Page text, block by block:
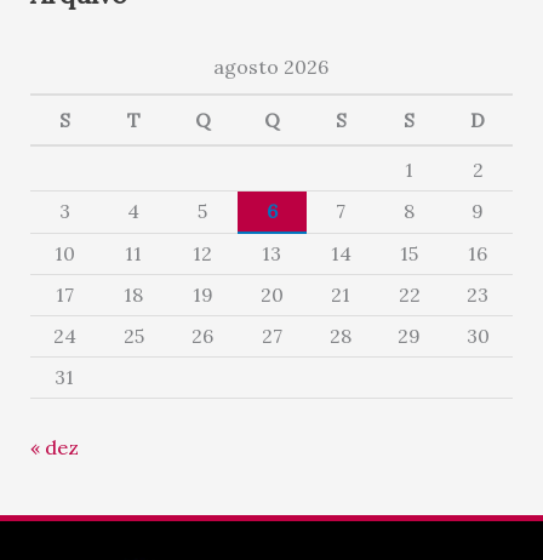
agosto 2026
S T Q Q S S D
1
2
3
4 5 6 7 8
9
10
11 12 13 14 15
16
17
18 19 20 21 22
23
24
25 26 27 28 29
30
31
« dez